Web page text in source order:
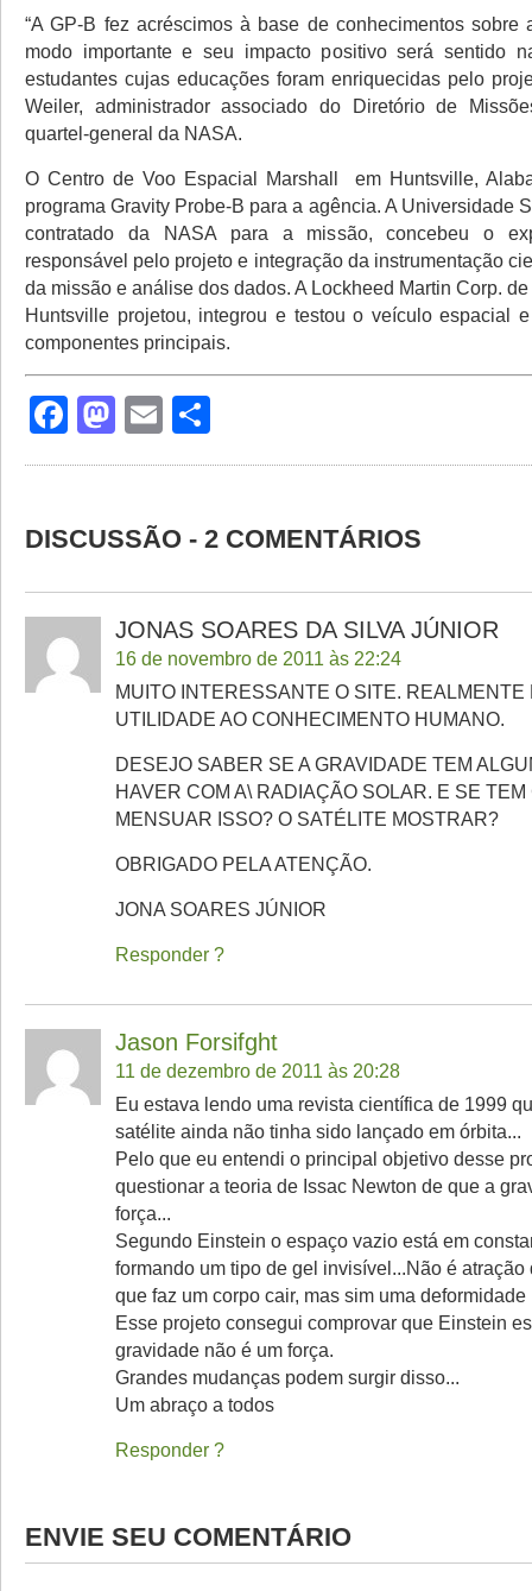
“A GP-B fez acréscimos à base de conhecimentos sobre
modo importante e seu impacto positivo será sentido
estudantes cujas educações foram enriquecidas pelo
Weiler, administrador associado do Diretório de
quartel-general da NASA.
O Centro de Voo Espacial Marshall em Huntsville,
programa Gravity Probe-B para a agência. A Universidade
contratado da NASA para a missão, concebeu o
responsável pelo projeto e integração da instrumentação
da missão e análise dos dados. A Lockheed Martin Corp. de
Huntsville projetou, integrou e testou o veículo espacial
componentes principais.
Facebook
Mastodon
Email
DISCUSSÃO - 2 COMENTÁRIOS
JONAS SOARES DA SILVA JÚNIOR
16 de novembro de 2011 às 22:24
MUITO INTERESSANTE O SITE. REALMENTE
UTILIDADE AO CONHECIMENTO HUMANO.
DESEJO SABER SE A GRAVIDADE TEM
HAVER COM A\ RADIAÇÃO SOLAR. E SE TEM
MENSUAR ISSO? O SATÉLITE MOSTRAR?
OBRIGADO PELA ATENÇÃO.
JONA SOARES JÚNIOR
Responder
Jason Forsifght
11 de dezembro de 2011 às 20:28
Eu estava lendo uma revista científica de 1999
satélite ainda não tinha sido lançado em órbita...
Pelo que eu entendi o principal objetivo desse
questionar a teoria de Issac Newton de que a
força...
Segundo Einstein o espaço vazio está em
formando um tipo de gel invisível...Não é atração
que faz um corpo cair, mas sim uma
Esse projeto consegui comprovar que Einstein
gravidade não é um força.
Grandes mudanças podem surgir disso...
Um abraço a todos
Responder
ENVIE SEU COMENTÁRIO